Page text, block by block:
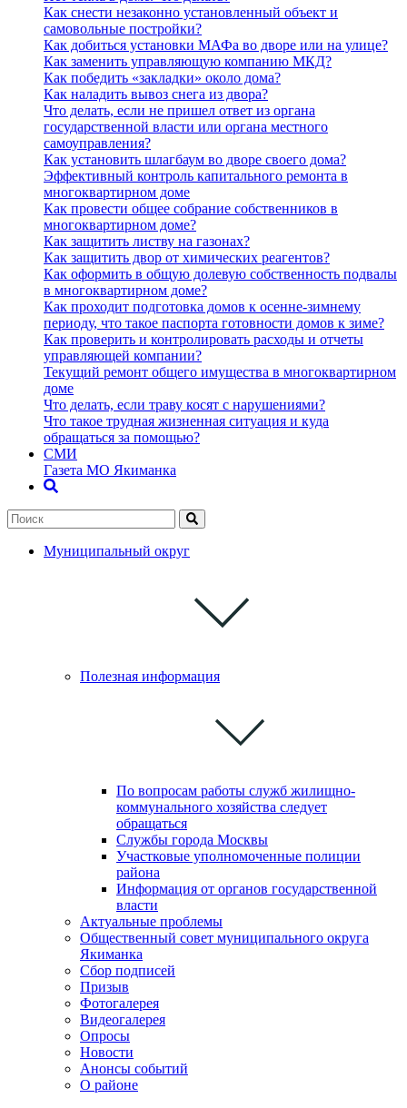
Как снести незаконно установленный объект и
самовольные постройки?
Как добиться установки МАФа во дворе или на улице?
Как заменить управляющую компанию МКД?
Как победить «закладки» около дома?
Как наладить вывоз снега из двора?
Что делать, если не пришел ответ из органа
государственной власти или органа местного
самоуправления?
Как установить шлагбаум во дворе своего дома?
Эффективный контроль капитального ремонта в
многоквартирном доме
Как провести общее собрание собственников в
многоквартирном доме?
Как защитить листву на газонах?
Как защитить двор от химических реагентов?
Как оформить в общую долевую собственность подвалы
в многоквартирном доме?
Как проходит подготовка домов к осенне-зимнему
периоду, что такое паспорта готовности домов к зиме?
Как проверить и контролировать расходы и отчеты
управляющей компании?
Текущий ремонт общего имущества в многоквартирном
доме
Что делать, если траву косят с нарушениями?
Что такое трудная жизненная ситуация и куда
обращаться за помощью?
СМИ
Газета МО Якиманка
Муниципальный округ
Полезная информация
По вопросам работы служб жилищно-
коммунального хозяйства следует
обращаться
Службы города Москвы
Участковые уполномоченные полиции
района
Информация от органов государственной
власти
Актуальные проблемы
Общественный совет муниципального округа
Якиманка
Сбор подписей
Призыв
Фотогалерея
Видеогалерея
Опросы
Новости
Анонсы событий
О районе